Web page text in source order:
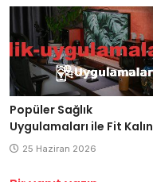
Popüler Sağlık
Uygulamaları ile Fit Kalın
25 Haziran 2026